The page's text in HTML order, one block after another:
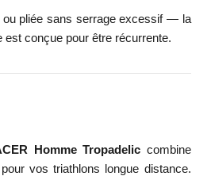
ou pliée sans serrage excessif — la
est conçue pour être récurrente.
Homme Tropadelic combine
vos triathlons longue distance.